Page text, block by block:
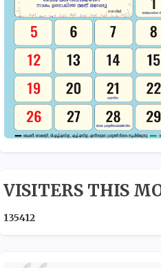
VISITERS THIS
135412